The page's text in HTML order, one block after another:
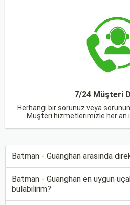
7/24 Müşteri
Herhangi bir sorunuz veya
Müşteri hizmetlerimizle her an
Batman - Guanghan arasında
Batman - Guanghan en uygun
bulabilirim?